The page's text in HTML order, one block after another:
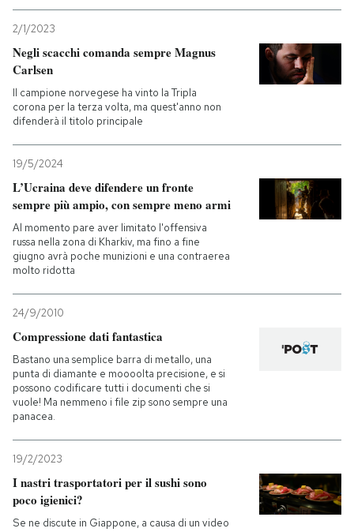
2/1/2023
Negli scacchi comanda sempre Magnus
Carlsen
Il campione norvegese ha vinto la Tripla
corona per la terza volta, ma quest'anno non
difenderà il titolo principale
19/5/2024
L’Ucraina deve difendere un fronte
sempre più ampio, con sempre meno armi
Al momento pare aver limitato l'offensiva
russa nella zona di Kharkiv, ma fino a fine
giugno avrà poche munizioni e una contraerea
molto ridotta
24/9/2010
Compressione dati fantastica
Bastano una semplice barra di metallo, una
punta di diamante e moooolta precisione, e si
possono codificare tutti i documenti che si
vuole! Ma nemmeno i file zip sono sempre una
panacea.
19/2/2023
I nastri trasportatori per il sushi sono
poco igienici?
Se ne discute in Giappone, a causa di un video